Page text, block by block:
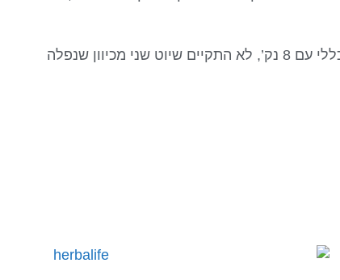
לאחר שיוט אחד, תום ראובני במקום השמיני הכללי עם 8 נק’, לא התקיים שיוט שני מכיוון שנפלה